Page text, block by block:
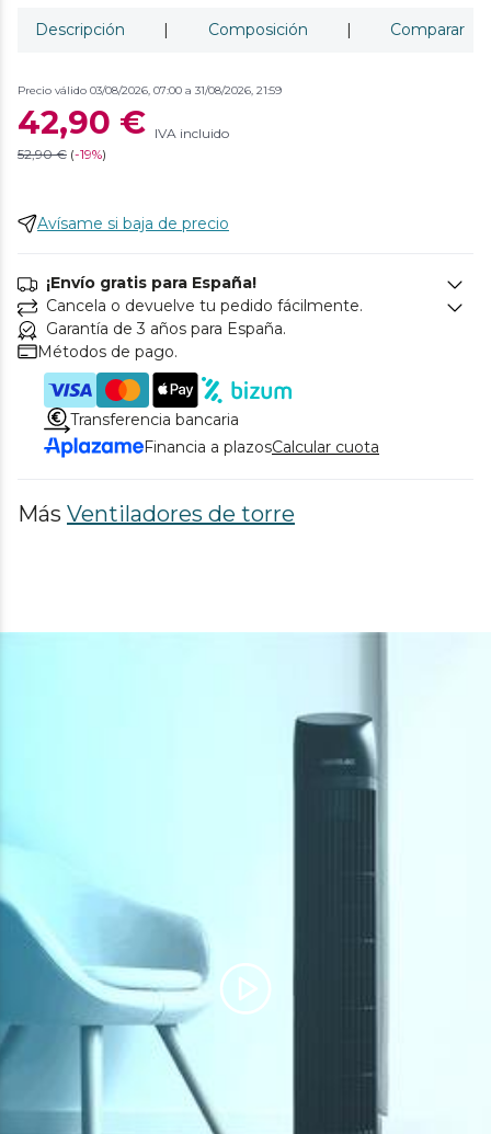
Descripción | Composición | Comparar
Precio válido 03/08/2026, 07:00 a 31/08/2026, 21:59
42,90 € IVA incluido
52,90 € (-19%)
Avísame si baja de precio
¡Envío gratis para España!
Cancela o devuelve tu pedido fácilmente.
Garantía de 3 años para España.
Métodos de pago.
Transferencia bancaria
Financia a plazosCalcular cuota
Más Ventiladores de torre